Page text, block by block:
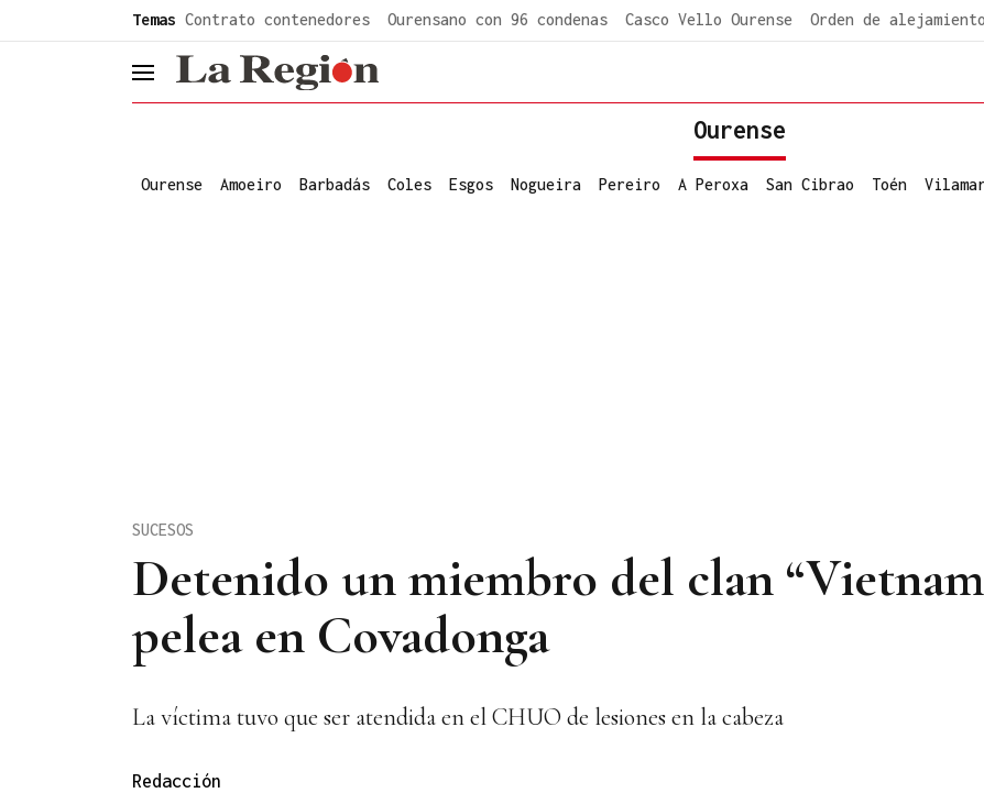
Temas Contrato contenedores Ourensano con 96 condenas Casco Vello Ourense Orden de
header.menu.open
Ourense
Ourense Amoeiro Barbadás Coles Esgos Nogueira Pereiro A Peroxa San Cibrao Toén
Detenido un miembro del clan
pelea en Covadonga
SUCESOS
La víctima tuvo que ser atendida en el CHUO de lesiones en la cabeza
Redacción